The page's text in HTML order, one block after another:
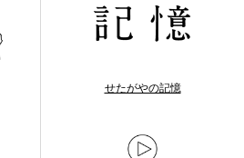
せたがやの記憶